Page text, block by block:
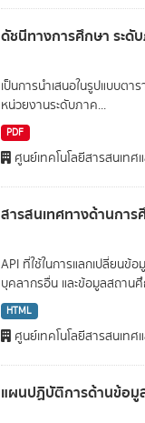
ดัชนีทางการศึกษา ระดั
เป็นการนำเสนอในรูปแบบต
หน่วยงานระดับภาค...
PDF
ศูนย์เทคโนโลยีสารสนเทศ
สารสนเทศทางด้านกา
API ที่ใช้ในการแลกเปลี่ยน
บุคลากรอื่น และข้อมูลสถาน
HTML
ศูนย์เทคโนโลยีสารสนเทศ
แผนปฏิบัติการด้านข้อมู